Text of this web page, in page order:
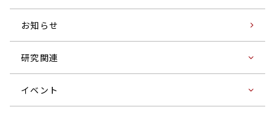
お知らせ
研究関連
イベント